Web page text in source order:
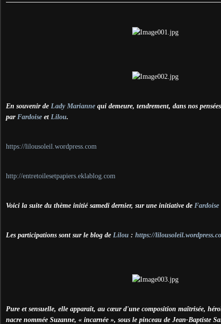
En souvenir de Lady Marianne qui demeure, tendrement, dans nos
par Fardoise et Lilou.
https://lilousoleil.wordpress.com
http://entretoilesetpapiers.eklablog.com
Voici la suite du thème initié samedi dernier, sur une initiative de Fardoise
Les participations sont sur le blog de Lilou : https://
Pure et sensuelle, elle apparaît, au cœur d'une composition maîtrisée,
nacre nommée Suzanne, « incarnée », sous le pinceau de Jean-Baptiste